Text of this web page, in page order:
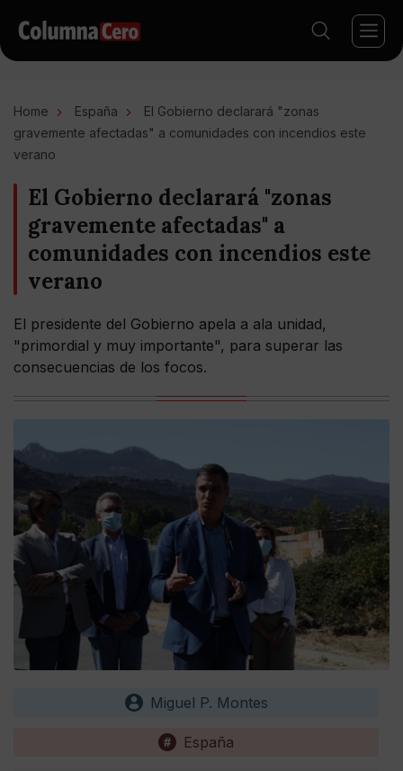
Home España
El Gobierno declarará "zonas
gravemente afectadas" a comunidades con incendios este
verano
El Gobierno declarará "zonas
gravemente afectadas" a
comunidades con incendios este
verano
El presidente del Gobierno apela a ala unidad,
"primordial y muy importante", para superar las
consecuencias de los focos.
Miguel P. Montes
España